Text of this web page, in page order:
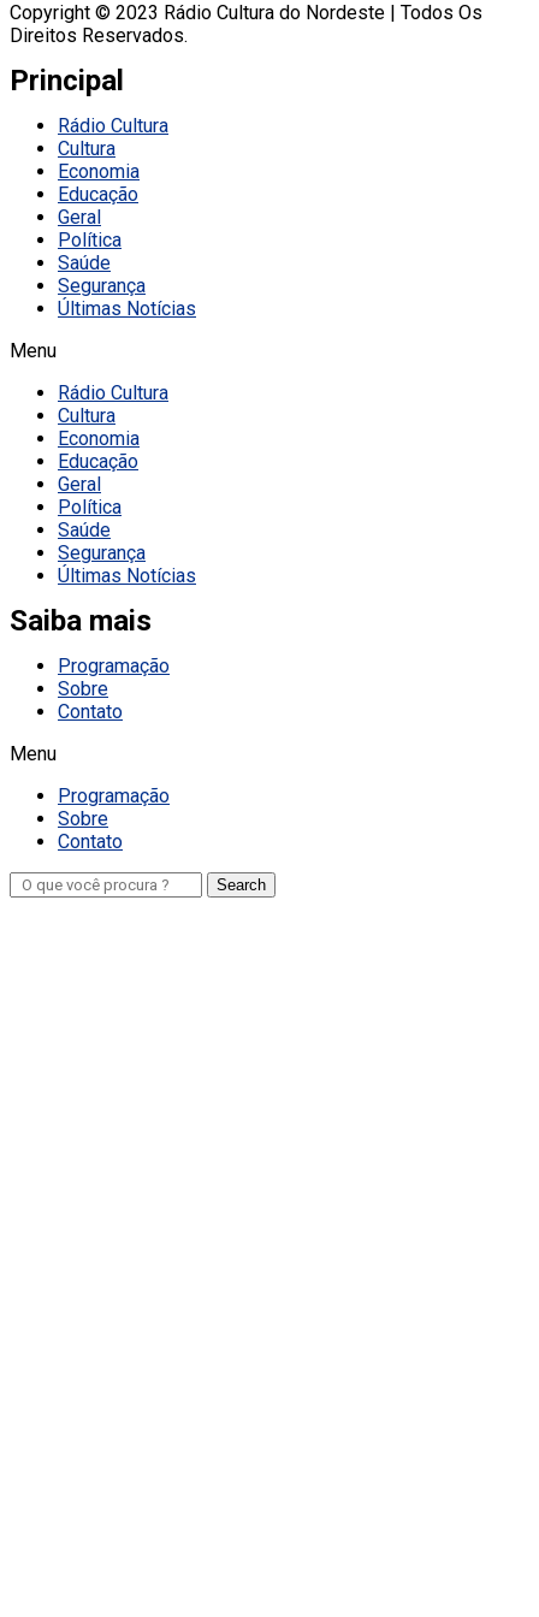
Copyright © 2023 Rádio Cultura do Nordeste | Todos Os
Direitos Reservados.
Principal
Rádio Cultura
Cultura
Economia
Educação
Geral
Política
Saúde
Segurança
Últimas Notícias
Menu
Rádio Cultura
Cultura
Economia
Educação
Geral
Política
Saúde
Segurança
Últimas Notícias
Saiba mais
Programação
Sobre
Contato
Menu
Programação
Sobre
Contato
Search